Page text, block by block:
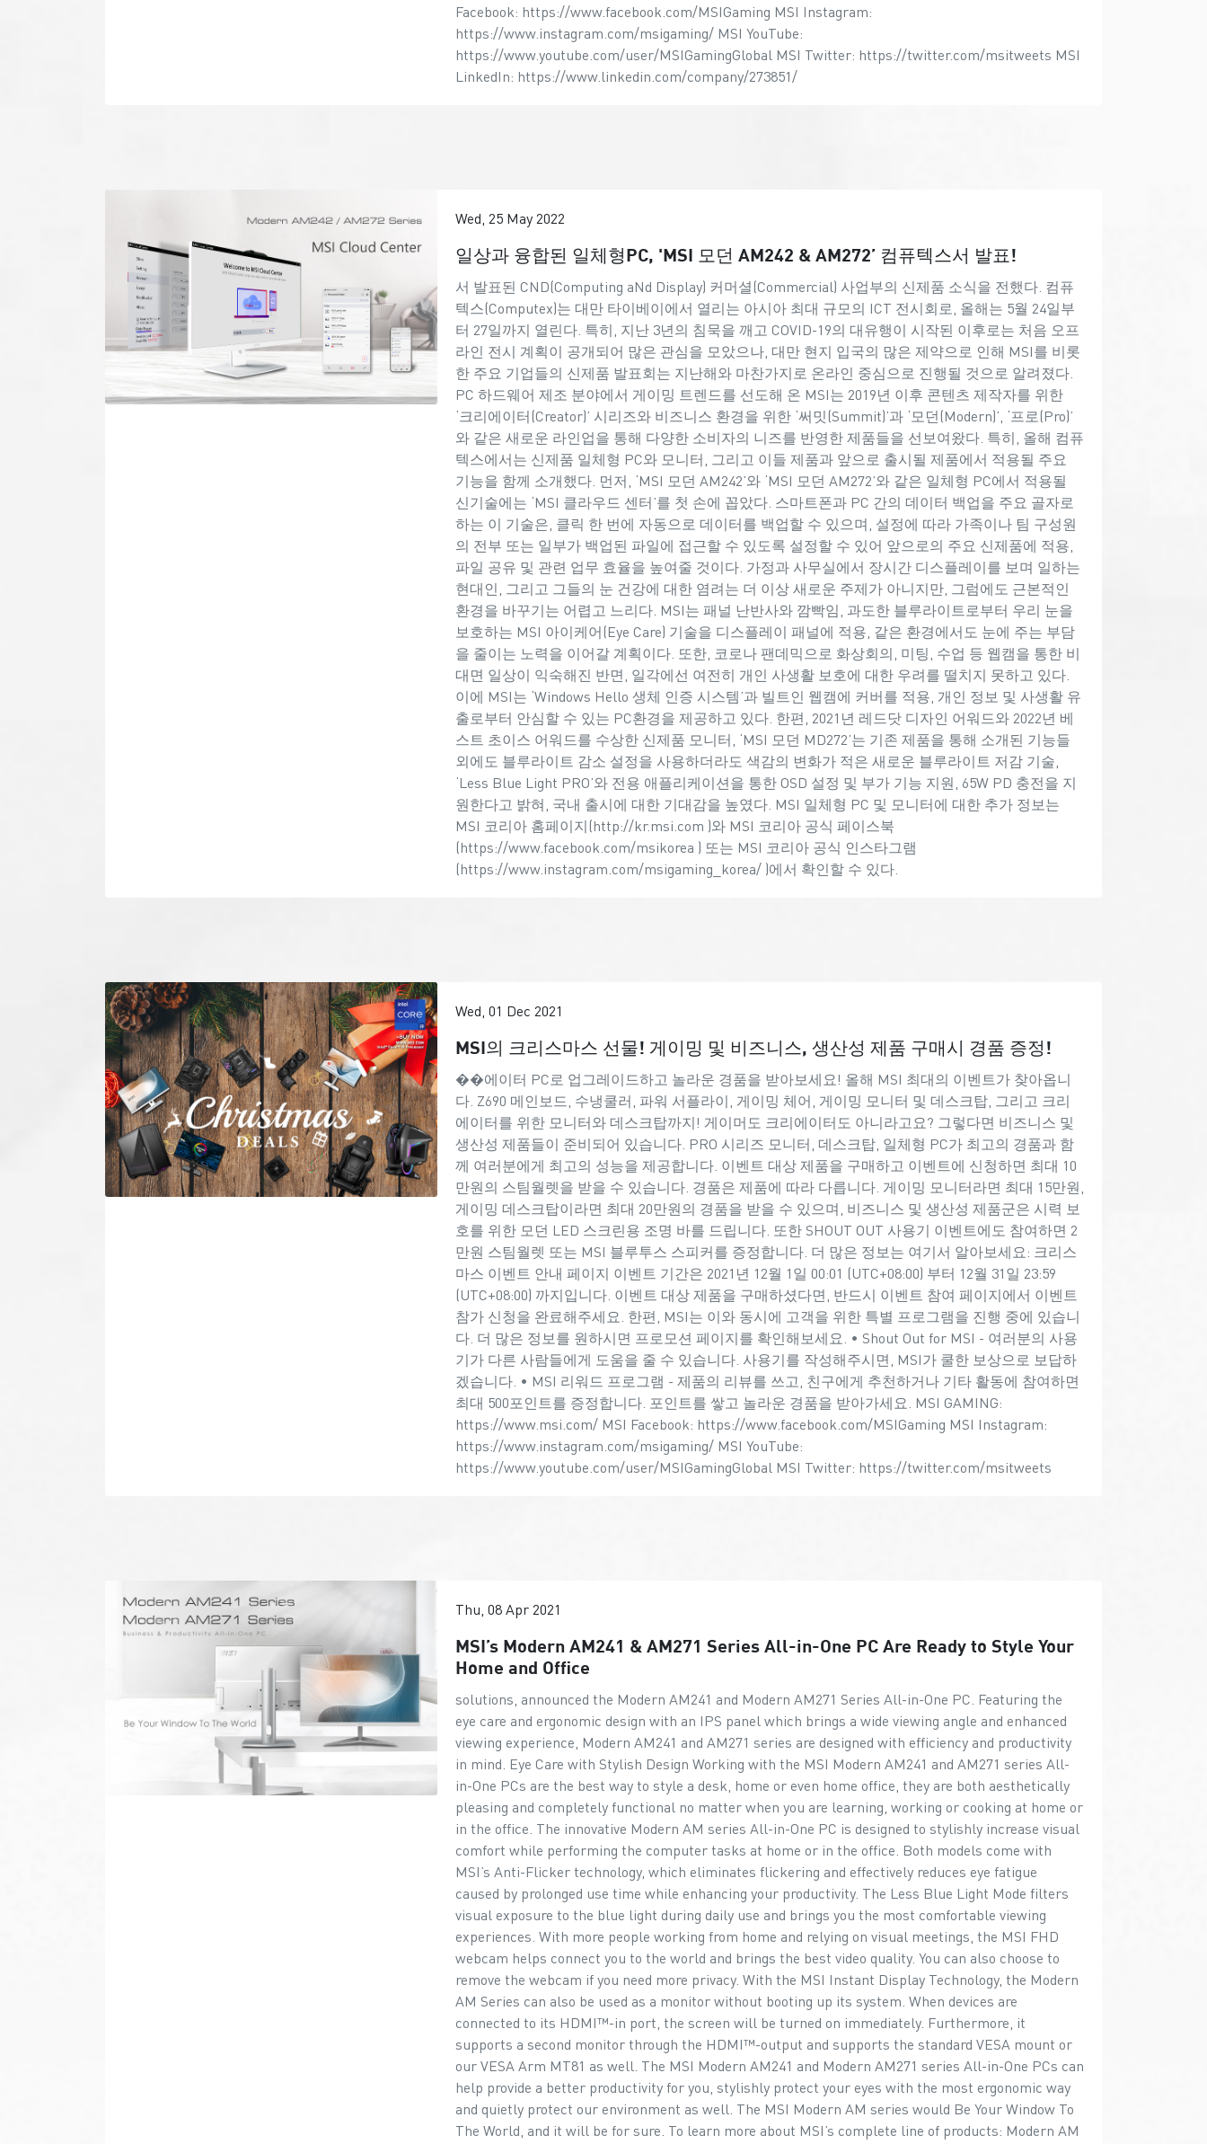
Facebook: https://www.facebook.com/MSIGaming MSI Instagram:
https://www.instagram.com/msigaming/ MSI YouTube:
https://www.youtube.com/user/MSIGamingGlobal MSI Twitter: https://twitter.com/msitweets MSI
LinkedIn: https://www.linkedin.com/company/273851/
Wed, 25 May 2022
일상과 융합된 일체형PC, 'MSI 모던 AM242 & AM272’ 컴퓨텍스서 발표!
서 발표된 CND(Computing aNd Display) 커머셜(Commercial) 사업부의 신제품 소식을 전했다. 컴퓨
텍스(Computex)는 대만 타이베이에서 열리는 아시아 최대 규모의 ICT 전시회로, 올해는 5월 24일부
터 27일까지 열린다. 특히, 지난 3년의 침묵을 깨고 COVID-19의 대유행이 시작된 이후로는 처음 오프
라인 전시 계획이 공개되어 많은 관심을 모았으나, 대만 현지 입국의 많은 제약으로 인해 MSI를 비롯
한 주요 기업들의 신제품 발표회는 지난해와 마찬가지로 온라인 중심으로 진행될 것으로 알려졌다.
PC 하드웨어 제조 분야에서 게이밍 트렌드를 선도해 온 MSI는 2019년 이후 콘텐츠 제작자를 위한
‘크리에이터(Creator)’ 시리즈와 비즈니스 환경을 위한 ‘써밋(Summit)’과 ‘모던(Modern)’, ‘프로(Pro)’
와 같은 새로운 라인업을 통해 다양한 소비자의 니즈를 반영한 제품들을 선보여왔다. 특히, 올해 컴퓨
텍스에서는 신제품 일체형 PC와 모니터, 그리고 이들 제품과 앞으로 출시될 제품에서 적용될 주요
기능을 함께 소개했다. 먼저, ‘MSI 모던 AM242’와 ‘MSI 모던 AM272’와 같은 일체형 PC에서 적용될
신기술에는 ‘MSI 클라우드 센터’를 첫 손에 꼽았다. 스마트폰과 PC 간의 데이터 백업을 주요 골자로
하는 이 기술은, 클릭 한 번에 자동으로 데이터를 백업할 수 있으며, 설정에 따라 가족이나 팀 구성원
의 전부 또는 일부가 백업된 파일에 접근할 수 있도록 설정할 수 있어 앞으로의 주요 신제품에 적용,
파일 공유 및 관련 업무 효율을 높여줄 것이다. 가정과 사무실에서 장시간 디스플레이를 보며 일하는
현대인, 그리고 그들의 눈 건강에 대한 염려는 더 이상 새로운 주제가 아니지만, 그럼에도 근본적인
환경을 바꾸기는 어렵고 느리다. MSI는 패널 난반사와 깜빡임, 과도한 블루라이트로부터 우리 눈을
보호하는 MSI 아이케어(Eye Care) 기술을 디스플레이 패널에 적용, 같은 환경에서도 눈에 주는 부담
을 줄이는 노력을 이어갈 계획이다. 또한, 코로나 팬데믹으로 화상회의, 미팅, 수업 등 웹캠을 통한 비
대면 일상이 익숙해진 반면, 일각에선 여전히 개인 사생활 보호에 대한 우려를 떨치지 못하고 있다.
이에 MSI는 ‘Windows Hello 생체 인증 시스템’과 빌트인 웹캠에 커버를 적용, 개인 정보 및 사생활 유
출로부터 안심할 수 있는 PC환경을 제공하고 있다. 한편, 2021년 레드닷 디자인 어워드와 2022년 베
스트 초이스 어워드를 수상한 신제품 모니터, ‘MSI 모던 MD272’는 기존 제품을 통해 소개된 기능들
외에도 블루라이트 감소 설정을 사용하더라도 색감의 변화가 적은 새로운 블루라이트 저감 기술,
‘Less Blue Light PRO’와 전용 애플리케이션을 통한 OSD 설정 및 부가 기능 지원, 65W PD 충전을 지
원한다고 밝혀, 국내 출시에 대한 기대감을 높였다. MSI 일체형 PC 및 모니터에 대한 추가 정보는
MSI 코리아 홈페이지(http://kr.msi.com )와 MSI 코리아 공식 페이스북
(https://www.facebook.com/msikorea ) 또는 MSI 코리아 공식 인스타그램
(https://www.instagram.com/msigaming_korea/ )에서 확인할 수 있다.
Wed, 01 Dec 2021
MSI의 크리스마스 선물! 게이밍 및 비즈니스, 생산성 제품 구매시 경품 증정!
��에이터 PC로 업그레이드하고 놀라운 경품을 받아보세요! 올해 MSI 최대의 이벤트가 찾아옵니
다. Z690 메인보드, 수냉쿨러, 파워 서플라이, 게이밍 체어, 게이밍 모니터 및 데스크탑, 그리고 크리
에이터를 위한 모니터와 데스크탑까지! 게이머도 크리에이터도 아니라고요? 그렇다면 비즈니스 및
생산성 제품들이 준비되어 있습니다. PRO 시리즈 모니터, 데스크탑, 일체형 PC가 최고의 경품과 함
께 여러분에게 최고의 성능을 제공합니다. 이벤트 대상 제품을 구매하고 이벤트에 신청하면 최대 10
만원의 스팀월렛을 받을 수 있습니다. 경품은 제품에 따라 다릅니다. 게이밍 모니터라면 최대 15만원,
게이밍 데스크탑이라면 최대 20만원의 경품을 받을 수 있으며, 비즈니스 및 생산성 제품군은 시력 보
호를 위한 모던 LED 스크린용 조명 바를 드립니다. 또한 SHOUT OUT 사용기 이벤트에도 참여하면 2
만원 스팀월렛 또는 MSI 블루투스 스피커를 증정합니다. 더 많은 정보는 여기서 알아보세요: 크리스
마스 이벤트 안내 페이지 이벤트 기간은 2021년 12월 1일 00:01 (UTC+08:00) 부터 12월 31일 23:59
(UTC+08:00) 까지입니다. 이벤트 대상 제품을 구매하셨다면, 반드시 이벤트 참여 페이지에서 이벤트
참가 신청을 완료해주세요. 한편, MSI는 이와 동시에 고객을 위한 특별 프로그램을 진행 중에 있습니
다. 더 많은 정보를 원하시면 프로모션 페이지를 확인해보세요. • Shout Out for MSI - 여러분의 사용
기가 다른 사람들에게 도움을 줄 수 있습니다. 사용기를 작성해주시면, MSI가 쿨한 보상으로 보답하
겠습니다. • MSI 리워드 프로그램 - 제품의 리뷰를 쓰고, 친구에게 추천하거나 기타 활동에 참여하면
최대 500포인트를 증정합니다. 포인트를 쌓고 놀라운 경품을 받아가세요. MSI GAMING:
https://www.msi.com/ MSI Facebook: https://www.facebook.com/MSIGaming MSI Instagram:
https://www.instagram.com/msigaming/ MSI YouTube:
https://www.youtube.com/user/MSIGamingGlobal MSI Twitter: https://twitter.com/msitweets
Thu, 08 Apr 2021
MSI’s Modern AM241 & AM271 Series All-in-One PC Are Ready to Style Your
Home and Office
solutions, announced the Modern AM241 and Modern AM271 Series All-in-One PC. Featuring the
eye care and ergonomic design with an IPS panel which brings a wide viewing angle and enhanced
viewing experience, Modern AM241 and AM271 series are designed with efficiency and productivity
in mind. Eye Care with Stylish Design Working with the MSI Modern AM241 and AM271 series All-
in-One PCs are the best way to style a desk, home or even home office, they are both aesthetically
pleasing and completely functional no matter when you are learning, working or cooking at home or
in the office. The innovative Modern AM series All-in-One PC is designed to stylishly increase visual
comfort while performing the computer tasks at home or in the office. Both models come with
MSI’s Anti-Flicker technology, which eliminates flickering and effectively reduces eye fatigue
caused by prolonged use time while enhancing your productivity. The Less Blue Light Mode filters
visual exposure to the blue light during daily use and brings you the most comfortable viewing
experiences. With more people working from home and relying on visual meetings, the MSI FHD
webcam helps connect you to the world and brings the best video quality. You can also choose to
remove the webcam if you need more privacy. With the MSI Instant Display Technology, the Modern
AM Series can also be used as a monitor without booting up its system. When devices are
connected to its HDMI™-in port, the screen will be turned on immediately. Furthermore, it
supports a second monitor through the HDMI™-output and supports the standard VESA mount or
our VESA Arm MT81 as well. The MSI Modern AM241 and Modern AM271 series All-in-One PCs can
help provide a better productivity for you, stylishly protect your eyes with the most ergonomic way
and quietly protect our environment as well. The MSI Modern AM series would Be Your Window To
The World, and it will be for sure. To learn more about MSI’s complete line of products: Modern AM